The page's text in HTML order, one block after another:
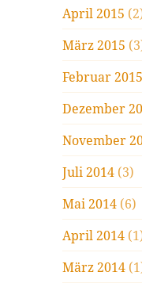
April 2015
März 2015
Februar 2015
Dezember
November
Juli 2014 (3)
Mai 2014 (6)
April 2014
März 2014